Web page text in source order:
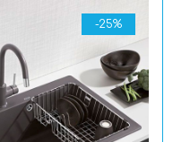
-25%